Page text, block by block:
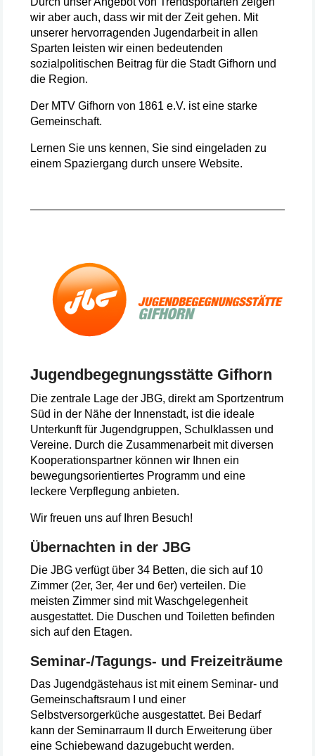
wir aber auch, dass wir mit der Zeit gehen. Mit
unserer hervorragenden Jugendarbeit in allen
Sparten leisten wir einen bedeutenden
sozialpolitischen Beitrag für die Stadt Gifhorn und
die Region.
Der MTV Gifhorn von 1861 e.V. ist eine starke
Gemeinschaft.
Lernen Sie uns kennen, Sie sind eingeladen zu
einem Spaziergang durch unsere Website.
Jugendbegegnungsstätte Gifhorn
Die zentrale Lage der JBG, direkt am Sportzentrum
Süd in der Nähe der Innenstadt, ist die ideale
Unterkunft für Jugendgruppen, Schulklassen und
Vereine. Durch die Zusammenarbeit mit diversen
Kooperationspartner können wir Ihnen ein
bewegungsorientiertes Programm und eine
leckere Verpflegung anbieten.
Wir freuen uns auf Ihren Besuch!
Übernachten in der JBG
Die JBG verfügt über 34 Betten, die sich auf 10
Zimmer (2er, 3er, 4er und 6er) verteilen. Die
meisten Zimmer sind mit Waschgelegenheit
ausgestattet. Die Duschen und Toiletten befinden
sich auf den Etagen.
Seminar-/Tagungs- und Freizeiträume
Das Jugendgästehaus ist mit einem Seminar- und
Gemeinschaftsraum I und einer
Selbstversorgerküche ausgestattet. Bei Bedarf
kann der Seminarraum II durch Erweiterung über
eine Schiebewand dazugebucht werden.